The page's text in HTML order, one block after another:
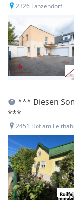
2326 Lanzendorf
*** Diesen
***
2451 Hof am